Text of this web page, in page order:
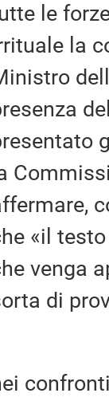
le
la
«il
venga
di